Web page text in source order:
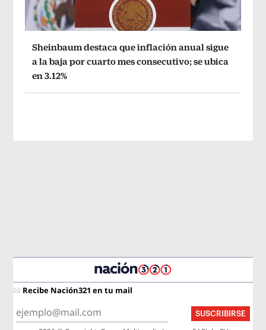
Sheinbaum destaca que inflación anual sigue
a la baja por cuarto mes consecutivo; se ubica
en 3.12%
Recibe Nación321 en tu mail
SUSCRIBIRSE